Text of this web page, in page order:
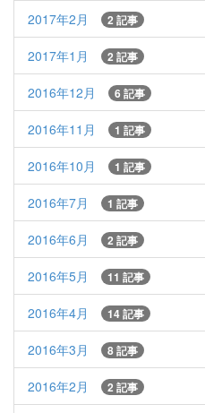
2017年2月 2 記事
2017年1月 2 記事
2016年12月 6 記事
2016年11月 1 記事
2016年10月 1 記事
2016年7月 1 記事
2016年6月 2 記事
2016年5月 11 記事
2016年4月 14 記事
2016年3月 8 記事
2016年2月 2 記事